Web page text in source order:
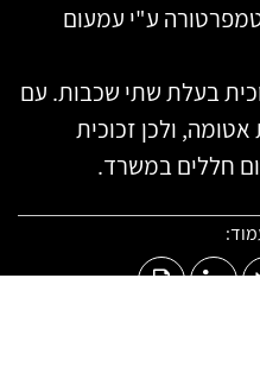
ע"י עמעום
בעלת שתי שכבות. עם
ולכן זכוכית
חללים במשרד.